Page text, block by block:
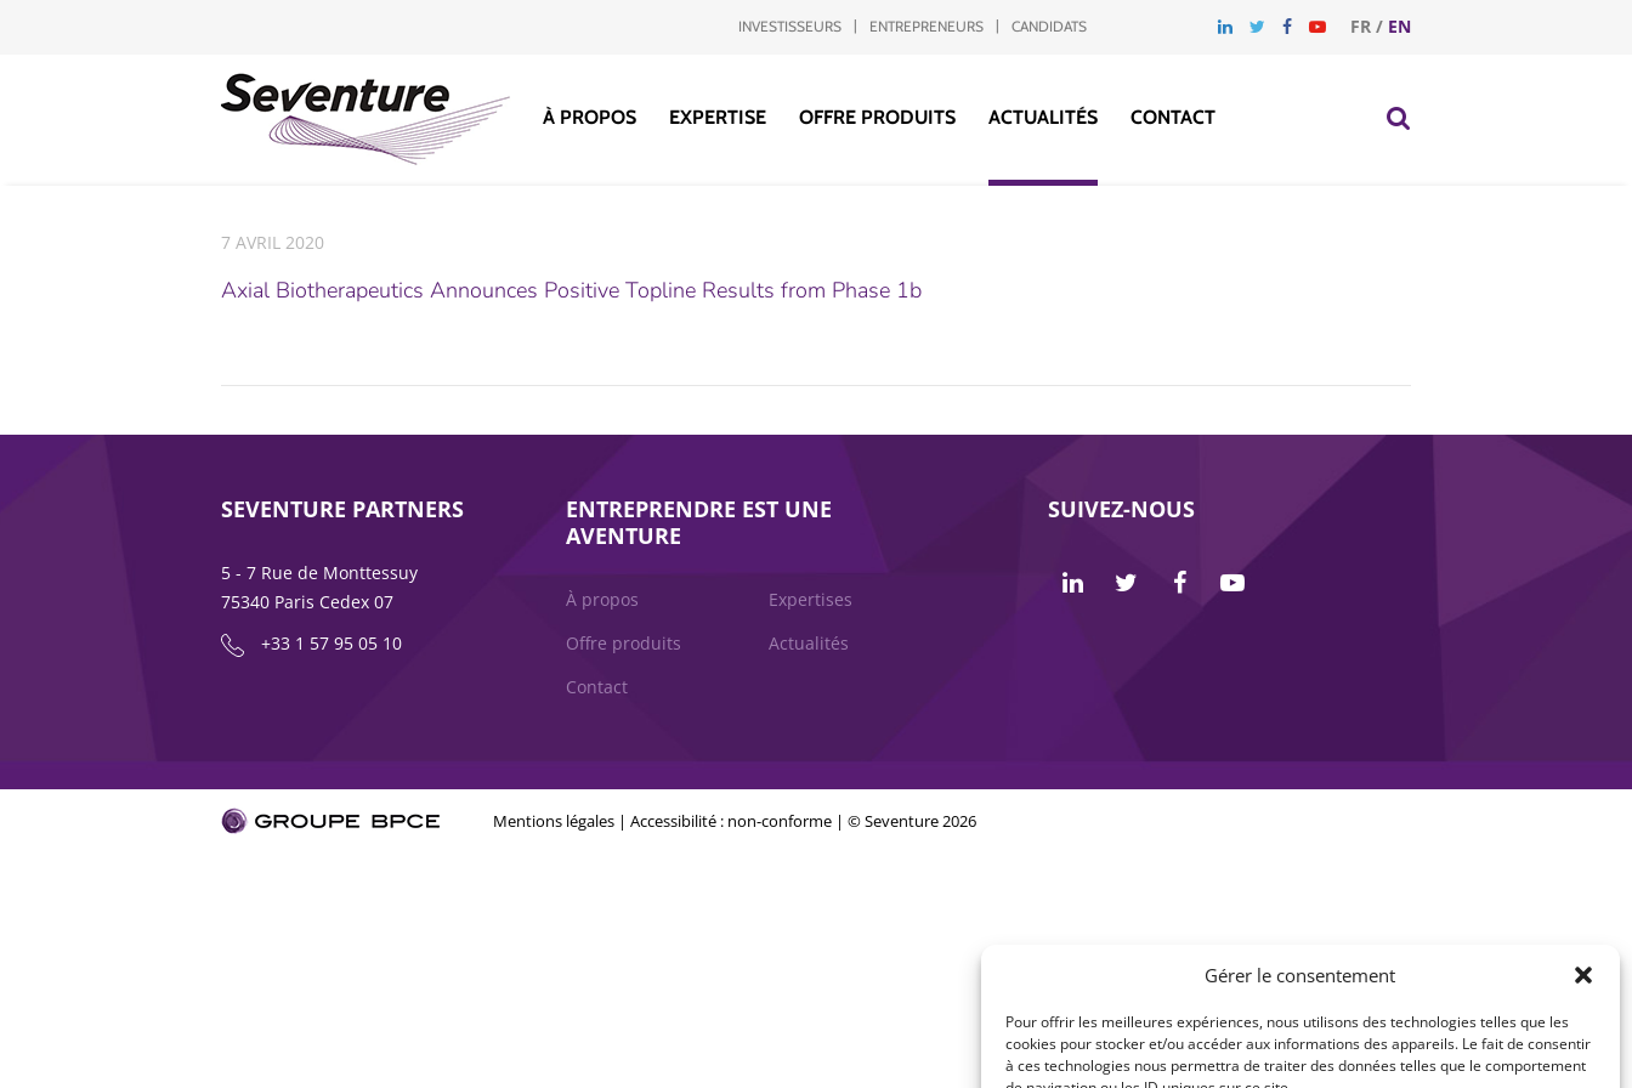
Gérer le consentement
Pour offrir les meilleures expériences, nous utilisons des technologies telles que les
cookies pour stocker et/ou accéder aux informations des appareils. Le fait de consentir
à ces technologies nous permettra de traiter des données telles que le comportement
FR / EN
INVESTISSEURS ENTREPRENEURS CANDIDATS
À PROPOS EXPERTISE OFFRE PRODUITS ACTUALITÉS CONTACT
7 AVRIL 2020
Axial Biotherapeutics Announces Positive Topline Results from Phase 1b
SEVENTURE PARTNERS
5 - 7 Rue de Monttessuy
75340 Paris Cedex 07
+33 1 57 95 05 10
ENTREPRENDRE EST UNE
AVENTURE
À propos
Expertises
Offre produits
Actualités
Contact
SUIVEZ-NOUS
Mentions légales |Accessibilité : non-conforme | © Seventure 2026